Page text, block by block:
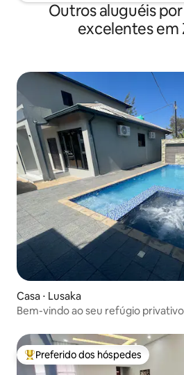
Outros aluguéis
excelentes em
Casa ⋅ Lusaka
Bem-vindo ao seu refúgio
Entre os melhores preferidos dos
Preferido dos hóspedes